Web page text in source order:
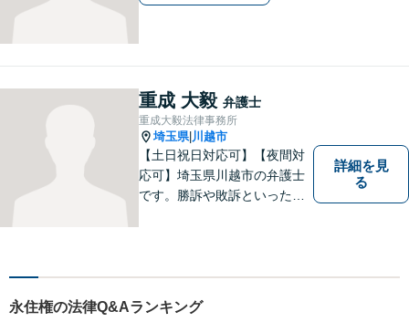
重成 大毅 弁護士
重成大毅法律事務所
埼玉県| 川越市
【土日祝日対応可】【夜間対
応可】埼玉県川越市の弁護士
です。勝訴や敗訴といった結
い。
詳細を見
る
永住権の法律Q&Aランキング